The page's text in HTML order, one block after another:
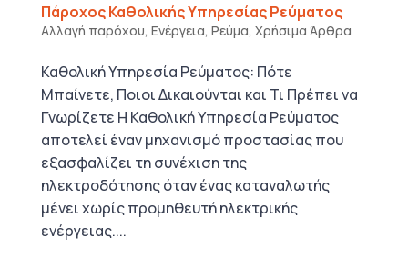
Πάροχος Καθολικής Υπηρεσίας Ρεύματος
Αλλαγή παρόχου, Ενέργεια, Ρεύμα, Χρήσιμα Άρθρα
Καθολική Υπηρεσία Ρεύματος: Πότε
Μπαίνετε, Ποιοι Δικαιούνται και Τι Πρέπει να
Γνωρίζετε Η Καθολική Υπηρεσία Ρεύματος
αποτελεί έναν μηχανισμό προστασίας που
εξασφαλίζει τη συνέχιση της
ηλεκτροδότησης όταν ένας καταναλωτής
μένει χωρίς προμηθευτή ηλεκτρικής
ενέργειας....